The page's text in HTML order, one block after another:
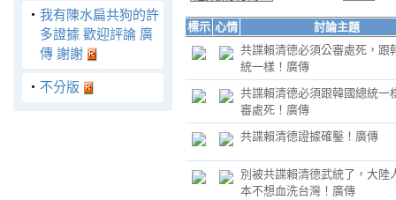
‧ 我有陳水扁共狗的許
多證據 歡迎評論 廣
傳 謝謝
‧ 不分版
標示 心情
討論主題
共諜賴清德必須公審處死，跟
統一樣！廣傳
共諜賴清德必須跟韓國總統一
審處死！廣傳
共諜賴清德證據確鑿！廣傳
別被共諜賴清德武統了，大陸
本不想血洗台灣！廣傳